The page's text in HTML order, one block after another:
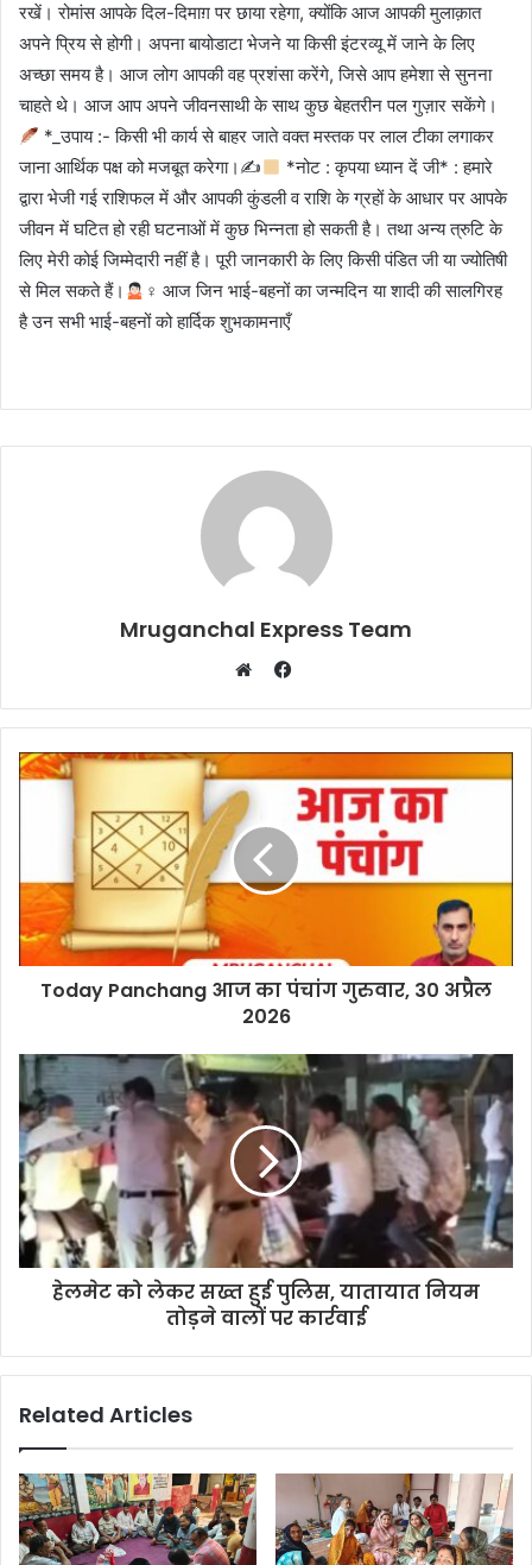
रखें। रोमांस आपके दिल-दिमाग़ पर छाया रहेगा, क्योंकि आज आपकी मुलाक़ात
अपने प्रिय से होगी। अपना बायोडाटा भेजने या किसी इंटरव्यू में जाने के लिए
अच्छा समय है। आज लोग आपकी वह प्रशंसा करेंगे, जिसे आप हमेशा से सुनना
चाहते थे। आज आप अपने जीवनसाथी के साथ कुछ बेहतरीन पल गुज़ार सकेंगे।
*_उपाय :- किसी भी कार्य से बाहर जाते वक्त मस्तक पर लाल टीका लगाकर
जाना आर्थिक पक्ष को मजबूत करेगा।✍
*नोट : कृपया ध्यान दें जी* : हमारे
द्वारा भेजी गई राशिफल में और आपकी कुंडली व राशि के ग्रहों के आधार पर आपके
जीवन में घटित हो रही घटनाओं में कुछ भिन्नता हो सकती है। तथा अन्य त्रुटि के
लिए मेरी कोई जिम्मेदारी नहीं है। पूरी जानकारी के लिए किसी पंडित जी या ज्योतिषी
से मिल सकते हैं।
‍♀ आज जिन भाई-बहनों का जन्मदिन या शादी की सालगिरह
है उन सभी भाई-बहनों को हार्दिक शुभकामनाएँ
Mruganchal Express Team
Facebook
Today Panchang आज का पंचांग गुरुवार, 30 अप्रैल
2026
हेलमेट को लेकर सख्त हुई पुलिस, यातायात नियम
तोड़ने वालों पर कार्रवाई
Related Articles